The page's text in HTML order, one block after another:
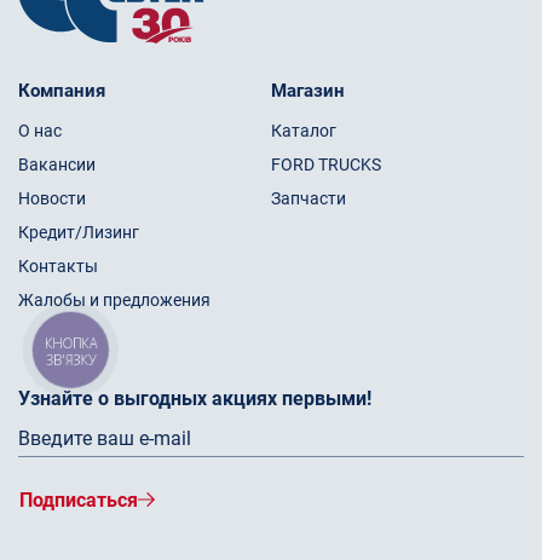
Компания
О нас
Вакансии
Новости
Кредит/Лизинг
Контакты
Жалобы и предложения
Магазин
Каталог
FORD TRUCKS
Запчасти
Узнайте о выгодных акциях первыми!
Подписаться
КНОПКА
ЗВ'ЯЗКУ